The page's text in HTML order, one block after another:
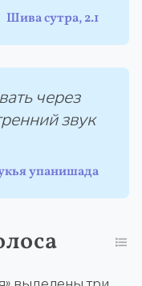
Шива сутра, 2.1
через
звук
упанишада